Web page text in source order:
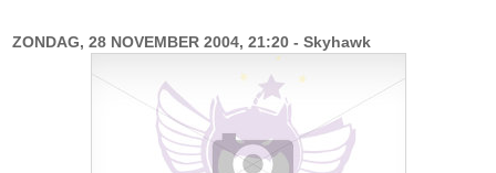
ZONDAG, 28 NOVEMBER 2004, 21:20 - Skyhawk